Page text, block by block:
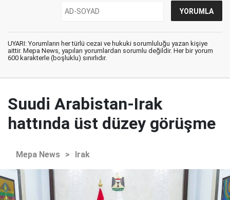
UYARI: Yorumların her türlü cezai ve hukuki sorumluluğu yazan kişiye
aittir. Mepa News, yapılan yorumlardan sorumlu değildir. Her bir yorum
600 karakterle (boşluklu) sınırlıdır.
Suudi Arabistan-Irak
hattında üst düzey görüşme
Mepa News > Irak